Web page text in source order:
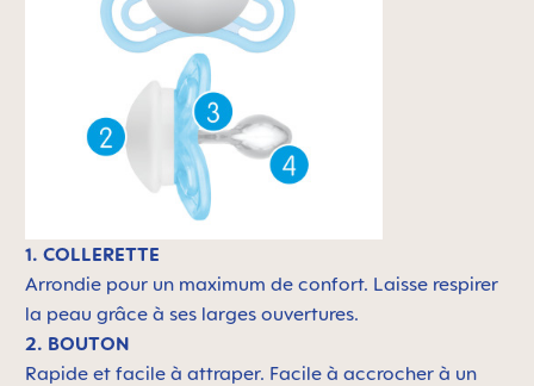
1. COLLERETTE
Arrondie pour un maximum de confort. Laisse respirer
la peau grâce à ses larges ouvertures.
2. BOUTON
Rapide et facile à attraper. Facile à accrocher à un